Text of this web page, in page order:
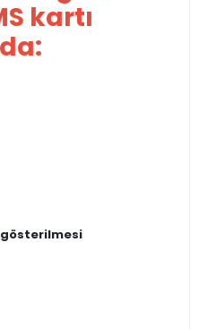
kartı
gösterilmesi